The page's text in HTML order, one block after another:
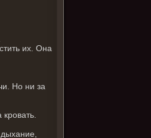
их. Она
Но ни за